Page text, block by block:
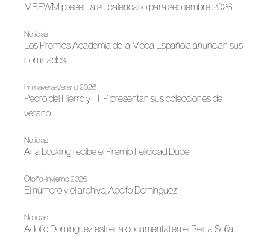
MBFWM presenta su calendario para septiembre 2026
Noticias
Los Premios Academia de la Moda Española anuncian sus
nominados
Primavera-Verano 2026
Pedro del Hierro y TFP presentan sus colecciones de
verano
Noticias
Ana Locking recibe el Premio Felicidad Duce
Otoño-Invierno 2026
El número y el archivo, Adolfo Domínguez
Noticias
Adolfo Domínguez estrena documental en el Reina Sofía